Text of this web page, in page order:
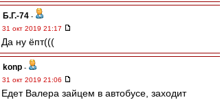
Б.Г.-74 -
31 окт 2019 21:17
Да ну ёпт(((
konp -
31 окт 2019 21:06
Едет Валера зайцем в автобусе, заходит